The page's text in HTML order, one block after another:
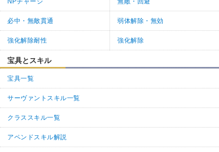
必中・無敵貫通 弱体解除・無効
強化解除耐性 強化解除
宝具とスキル
宝具一覧
サーヴァントスキル一覧
クラススキル一覧
アペンドスキル解説